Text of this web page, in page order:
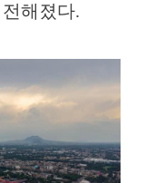
해졌다.